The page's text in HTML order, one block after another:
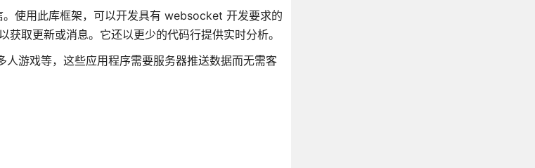
使用此库框架，可以开发具有 websocket 开发要求的
取更新或消息。它还以更少的代码行提供实时分析。
游戏等，这些应用程序需要服务器推送数据而无需客